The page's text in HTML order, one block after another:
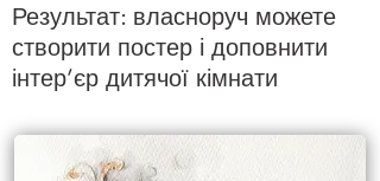
Результат: власноруч можете
створити постер і доповнити
інтер’єр дитячої кімнати